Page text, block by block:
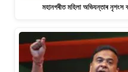
মহানগৰীত মহিলা অভিযন্তাৰ নৃশংস